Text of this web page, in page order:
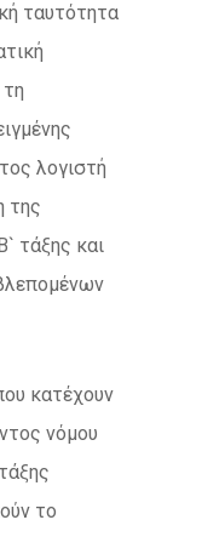
ταυτότητα
λογιστή
της
τάξης και
κατέχουν
νόμου
το